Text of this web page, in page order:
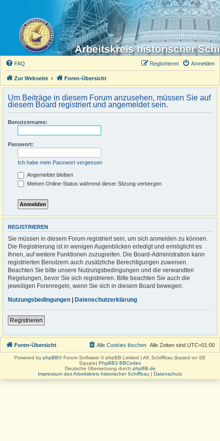
FAQ Anmelden
Registrieren
Zur Webseite Foren-Übersicht
Um Beiträge in diesem Forum anzusehen, müssen Sie auf
diesem Board registriert und angemeldet sein.
Benutzername:
Passwort:
Ich habe mein Passwort vergessen
Angemeldet bleiben
Meinen Online-Status während dieser Sitzung verbergen
REGISTRIEREN
Sie müssen in diesem Forum registriert sein, um sich anmelden zu können.
Die Registrierung ist in wenigen Augenblicken erledigt und ermöglicht es
Ihnen, auf weitere Funktionen zuzugreifen. Die Board-Administration kann
registrierten Benutzern auch zusätzliche Berechtigungen zuweisen.
Beachten Sie bitte unsere Nutzungsbedingungen und die verwandten
Regelungen, bevor Sie sich registrieren. Bitte beachten Sie auch die
jeweiligen Forenregeln, wenn Sie sich in diesem Board bewegen.
Nutzungsbedingungen | Datenschutzerklärung
Registrieren
Foren-Übersicht Alle Zeiten sind UTC+01:00
Alle Cookies löschen
Powered by phpBB® Forum Software © phpBB Limited | AK Schiffbau (based on SE
Square) PhpBB3 BBCodes
Deutsche Übersetzung durch phpBB.de
Impressum des Arbeitskreis historischer Schiffbau | Datenschutz